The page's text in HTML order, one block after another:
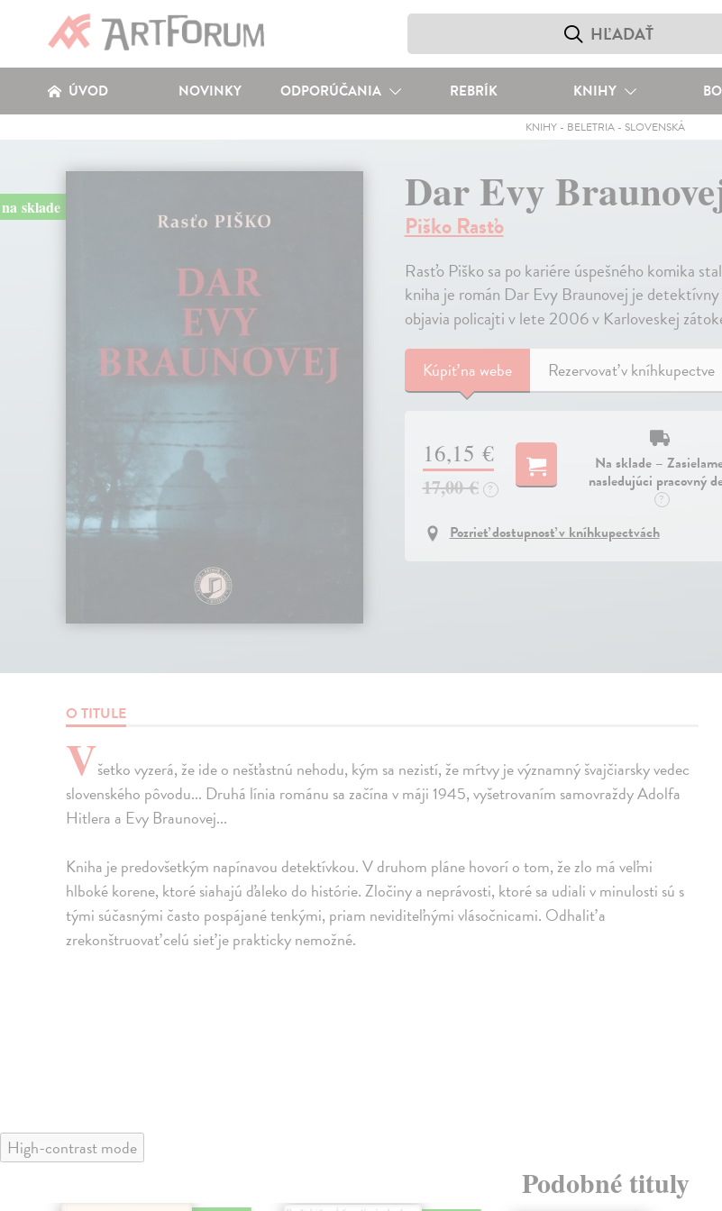
ÚVOD NOVINKY ODPORÚČANIA REBRÍK KNIHY
KNIHY - BELETRIA - SLOVENSKÁ
na sklade Dar Evy
Piško Rasťo
Rasťo Piško sa po kariére úspešného komika
kniha je román Dar Evy Braunovej je
objavia policajti v lete 2006 v Karloveskej
Kúpiťna webe Rezervovať v kníhkupectve
16,15 €
17,00 € ?
Na sklade –
nasledujúci pracovný
?
Pozrieť dostupnosť v kníhkupectvách
O TITULE
Všetko vyzerá, že ide o nešťastnú nehodu, kým sa nezistí, že mŕtvy je významný švajčiarsky vedec
slovenského pôvodu... Druhá línia románu sa začína v máji 1945, vyšetrovaním samovraždy Adolfa
Hitlera a Evy Braunovej...
Kniha je predovšetkým napínavou detektívkou. V druhom pláne hovorí o tom, že zlo má veľmi
hlboké korene, ktoré siahajú ďaleko do histórie. Zločiny a neprávosti, ktoré sa udiali v minulosti sú s
tými súčasnými často pospájané tenkými, priam neviditeľnými vlásočnicami. Odhaliť a
zrekonštruovať celú sieť je prakticky nemožné.
High-contrast mode
Podobné tituly